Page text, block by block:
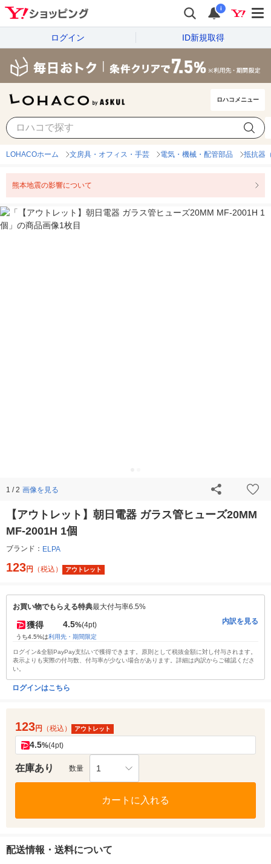
i
ログイン ID新規取得
ロハコメニュー
LOHACOホーム 文房具・オフィス・手芸 電気・機械・配管部品 抵抗器
熊本地震の影響について
1 / 2 画像を見る
【アウトレット】朝日電器 ガラス管ヒューズ20MM
MF-2001H 1個
ブランド： ELPA
123円 （税込） アウトレット
お買い物でもらえる特典最大付与率6.5%
獲得 4.5%(4pt)
うち4.5%は利用先・期間限定
内訳を見る
ログイン&全額PayPay支払いで獲得できます。原則として税抜金額に対し付与されます。
表示よりも実際の付与数、付与率が少ない場合があります。詳細は内訳からご確認くださ
い。
ログインはこちら
123円 （税込） アウトレット
4.5%(4pt)
在庫あり 数量 1
カートに入れる
配送情報・送料について